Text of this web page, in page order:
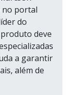
no portal
do
deve
a garantir
além de